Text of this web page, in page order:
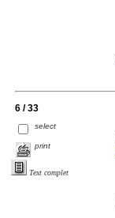
6 / 33
select
print
Text complet